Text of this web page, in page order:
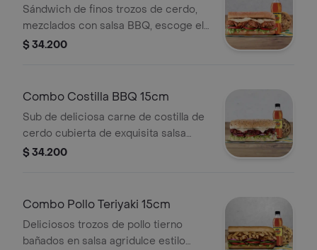
Cm
Sándwich de finos trozos de cerdo,
mezclados con salsa BBQ, escoge el
pan, queso, vegetales y salsas que
$ 34.200
Combo Costilla BBQ 15cm
Sub de deliciosa carne de costilla de
cerdo cubierta de exquisita salsa
BBQ. Disfrútalo con los vegetales y
acompañamiento
$ 34.200
Combo Pollo Teriyaki 15cm
Deliciosos trozos de pollo tierno
bañados en salsa agridulce estilo